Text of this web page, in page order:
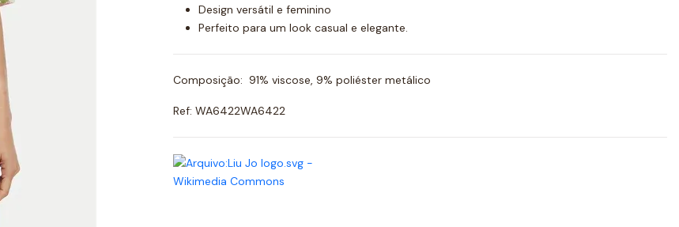
Design versátil e feminino
Perfeito para um look casual e elegante.
Composição: 91% viscose, 9% poliéster metálico
Ref: WA6422WA6422